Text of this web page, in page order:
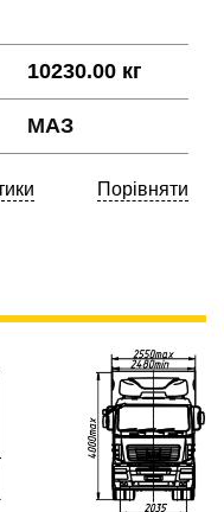
10230.00 кг
МАЗ
Порівняти